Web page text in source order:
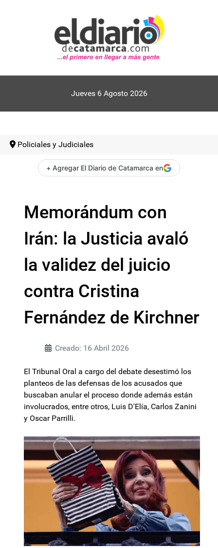
Jueves 6 Agosto 2026
Policiales y Judiciales
+ Agregar El Diario de Catamarca en
Memorándum con
Irán: la Justicia avaló
la validez del juicio
contra Cristina
Fernández de Kirchner
Creado: 16 Abril 2026
El Tribunal Oral a cargo del debate desestimó los
planteos de las defensas de los acusados que
buscaban anular el proceso donde además están
involucrados, entre otros, Luis D'Elía, Carlos Zanini
y Oscar Parrilli.